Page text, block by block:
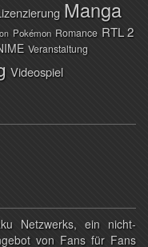
Manga
Pokémon Romance RTL 2
Veranstaltung
Videospiel
Netzwerks, ein nicht-
von Fans für Fans